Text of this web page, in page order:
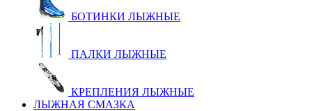
БОТИНКИ ЛЫЖНЫЕ
ПАЛКИ ЛЫЖНЫЕ
КРЕПЛЕНИЯ ЛЫЖНЫЕ
ЛЫЖНАЯ СМАЗКА